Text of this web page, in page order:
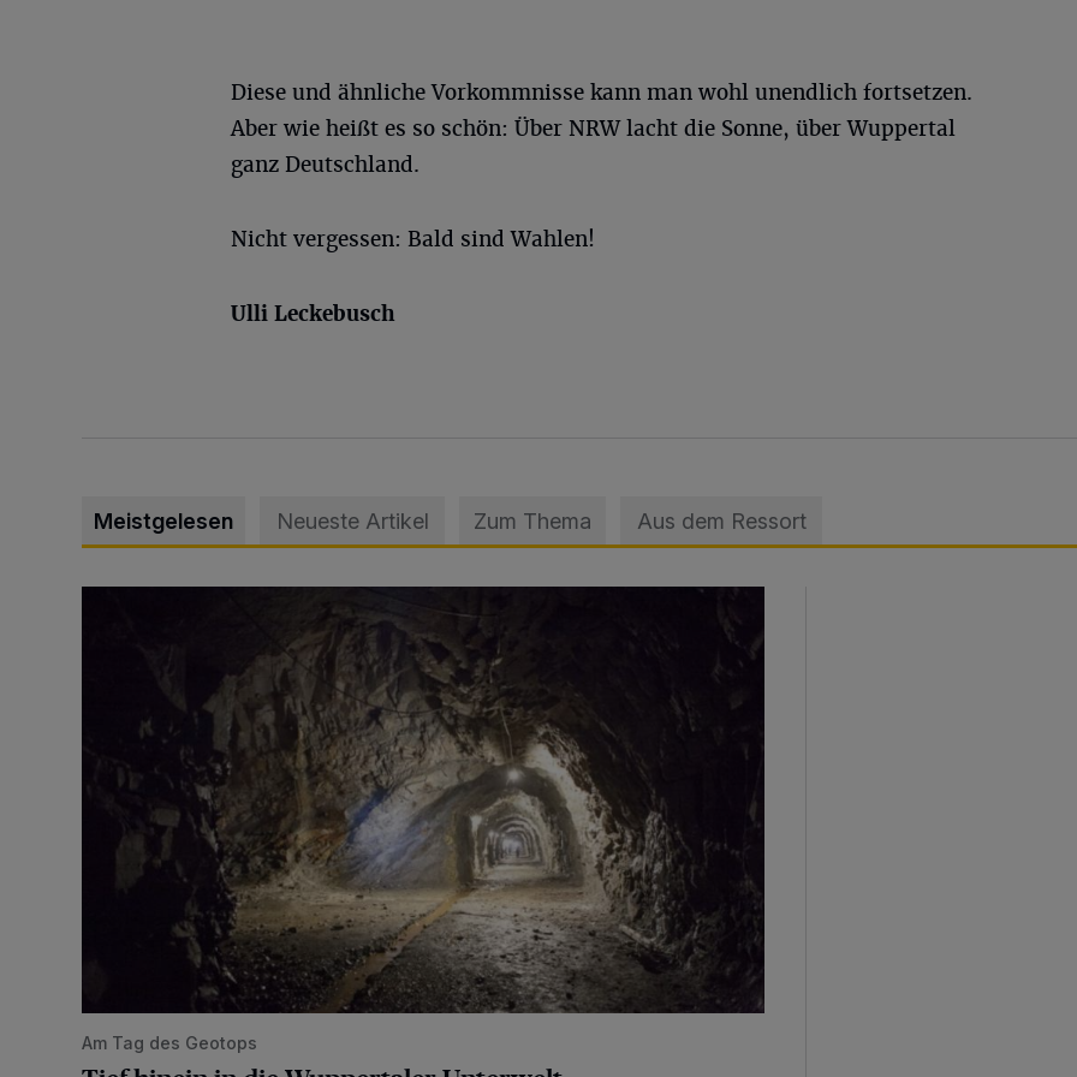
Diese und ähnliche Vorkommnisse kann man wohl unendlich fortsetzen.
Aber wie heißt es so schön: Über NRW lacht die Sonne, über Wuppertal
ganz Deutschland.
Nicht vergessen: Bald sind Wahlen!
Ulli Leckebusch
Meistgelesen Neueste Artikel Zum Thema Aus dem Ressort
Am Tag des Geotops